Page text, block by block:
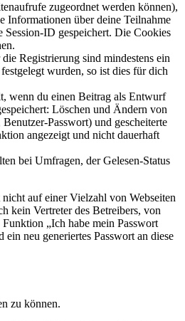
zugeordnet werden können),
Informationen über deine Teilnahme
Session-ID gespeichert. Die Cookies
Registrierung sind mindestens ein
wurden, so ist dies für dich
wenn du einen Beitrag als Entwurf
Löschen und Ändern von
Passwort) und gescheiterte
angezeigt und nicht dauerhaft
bei Umfragen, der Gelesen-Status
auf einer Vielzahl von Webseiten
kein Vertreter des Betreibers, von
„Ich habe mein Passwort
neu generiertes Passwort an diese
zu können.